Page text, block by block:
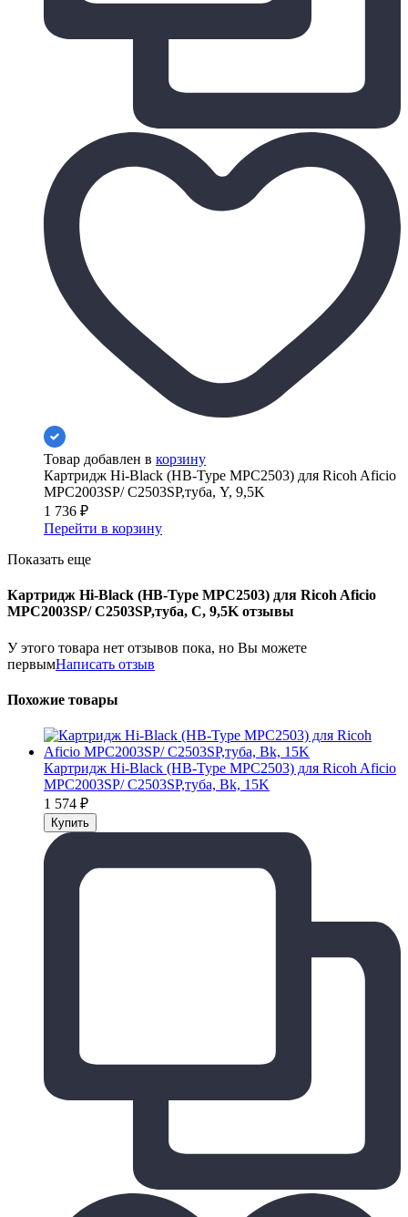
Товар добавлен в корзину
Картридж Hi-Black (HB-Type MPC2503) для Ricoh Aficio
MPC2003SP/ C2503SP,туба, Y, 9,5K
1 736 ₽
Перейти в корзину
Показать еще
Картридж Hi-Black (HB-Type MPC2503) для Ricoh Aficio
MPC2003SP/ C2503SP,туба, C, 9,5K отзывы
У этого товара нет отзывов пока, но Вы можете
первымНаписать отзыв
Похожие товары
Картридж Hi-Black (HB-Type MPC2503) для Ricoh Aficio
MPC2003SP/ C2503SP,туба, Bk, 15K
1 574 ₽